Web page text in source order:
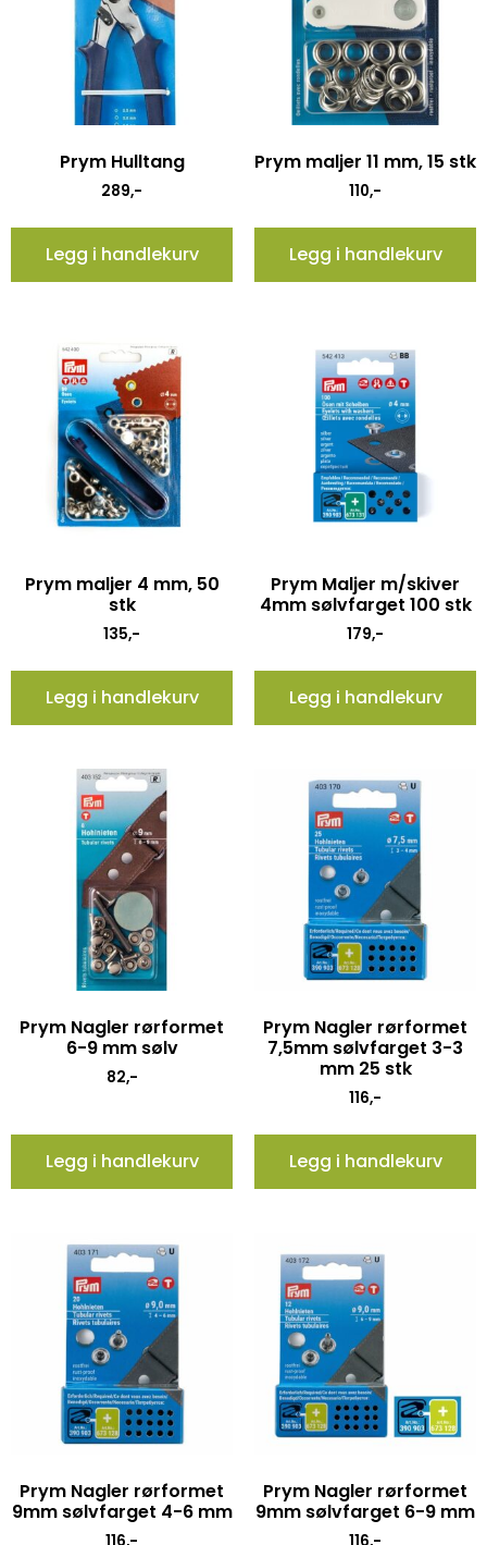
Prym Hulltang
289,-
Legg i handlekurv
Prym maljer 11 mm, 15 stk
110,-
Legg i handlekurv
Prym maljer 4 mm, 50
stk
135,-
Legg i handlekurv
Prym Maljer m/skiver
4mm sølvfarget 100 stk
179,-
Legg i handlekurv
Prym Nagler rørformet
6-9 mm sølv
82,-
Legg i handlekurv
Prym Nagler rørformet
7,5mm sølvfarget 3-3
mm 25 stk
116,-
Legg i handlekurv
Prym Nagler rørformet
9mm sølvfarget 4-6 mm
Prym Nagler rørformet
9mm sølvfarget 6-9 mm